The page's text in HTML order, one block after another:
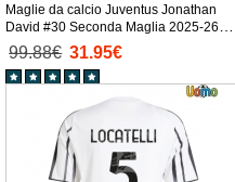
Maglie da calcio Juventus Jonathan
David #30 Seconda Maglia 2025-26
Manica Corta
99.88€ 31.95€